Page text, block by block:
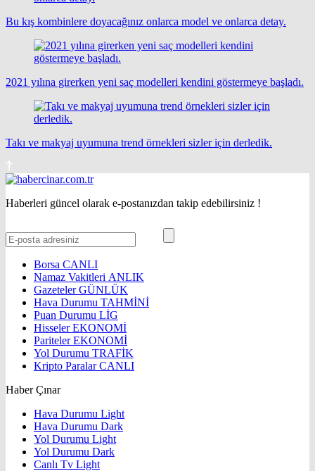
Bu kış kombinlere doyacağınız onlarca model ve onlarca detay.
2021 yılına girerken yeni saç modelleri kendini göstermeye başladı.
Takı ve makyaj uyumuna trend örnekleri sizler için derledik.
Haberleri güncel olarak e-postanızdan takip edebilirsiniz !
Borsa CANLI
Namaz Vakitleri ANLIK
GazetelerGÜNLÜK
Hava Durumu TAHMİNİ
Puan Durumu LİG
HisselerEKONOMİ
ParitelerEKONOMİ
Yol Durumu TRAFİK
Kripto ParalarCANLI
Haber Çınar
Hava Durumu Light
Hava Durumu Dark
Yol Durumu Light
Yol Durumu Dark
Canlı Tv Light